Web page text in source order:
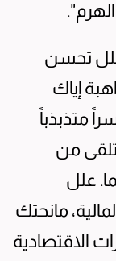
تحسن
إياك
متذبذباً
من
علل
مانحتك
الاقتصادية